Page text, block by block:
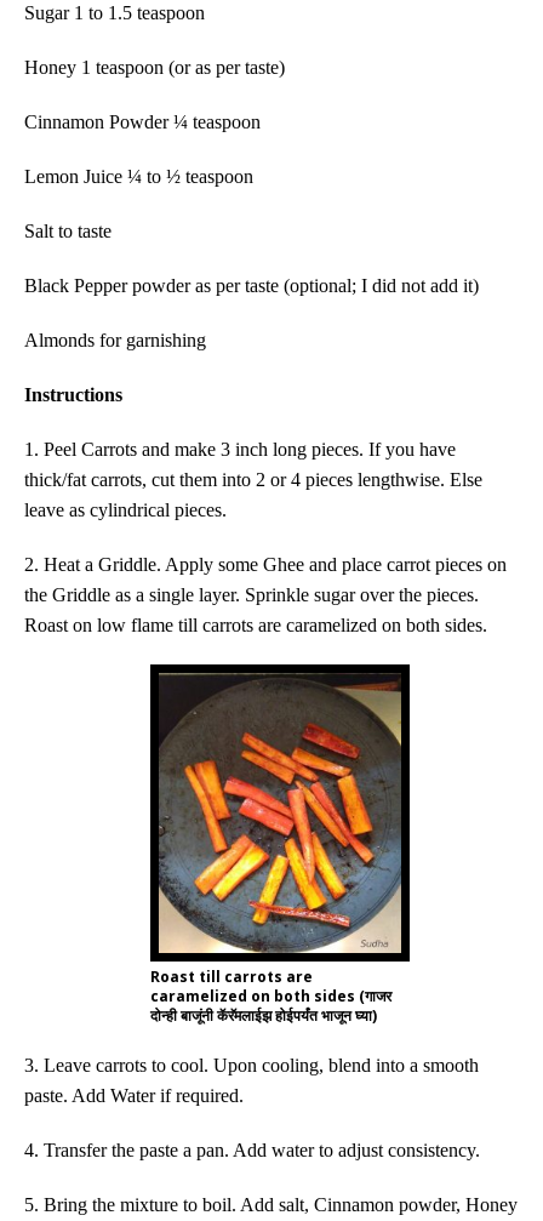
Sugar 1 to 1.5 teaspoon
Honey 1 teaspoon (or as per taste)
Cinnamon Powder ¼ teaspoon
Lemon Juice ¼ to ½ teaspoon
Salt to taste
Black Pepper powder as per taste (optional; I did not add it)
Almonds for garnishing
Instructions
1. Peel Carrots and make 3 inch long pieces. If you have
thick/fat carrots, cut them into 2 or 4 pieces lengthwise. Else
leave as cylindrical pieces.
2. Heat a Griddle. Apply some Ghee and place carrot pieces on
the Griddle as a single layer. Sprinkle sugar over the pieces.
Roast on low flame till carrots are caramelized on both sides.
Roast till carrots are
caramelized on both sides (गाजर
दोन्ही बाजूंनी कॅरॅमलाईझ होईपर्यंत भाजून घ्या)
3. Leave carrots to cool. Upon cooling, blend into a smooth
paste. Add Water if required.
4. Transfer the paste a pan. Add water to adjust consistency.
5. Bring the mixture to boil. Add salt, Cinnamon powder, Honey